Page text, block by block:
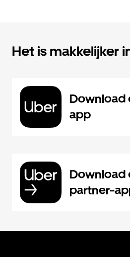
Het is makkelijker
Download
app
Download
partner-